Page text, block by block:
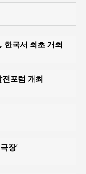
한국서 최초 개최
포럼 개최
장’